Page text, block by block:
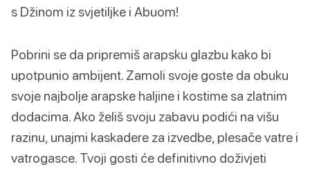
s Džinom iz svjetiljke i Abuom!
Pobrini se da pripremiš arapsku glazbu kako bi
upotpunio ambijent. Zamoli svoje goste da obuku
svoje najbolje arapske haljine i kostime sa zlatnim
dodacima. Ako želiš svoju zabavu podići na višu
razinu, unajmi kaskadere za izvedbe, plesače vatre i
vatrogasce. Tvoji gosti će definitivno doživjeti